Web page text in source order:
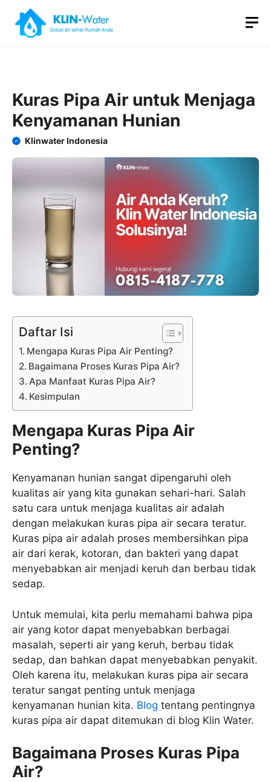
content
Kuras Pipa Air untuk Menjaga
Kenyamanan Hunian
Klinwater Indonesia
Daftar Isi
Mengapa Kuras Pipa Air Penting?
Bagaimana Proses Kuras Pipa Air?
Apa Manfaat Kuras Pipa Air?
Kesimpulan
Mengapa Kuras Pipa Air
Penting?
Kenyamanan hunian sangat dipengaruhi oleh
kualitas air yang kita gunakan sehari-hari. Salah
satu cara untuk menjaga kualitas air adalah
dengan melakukan kuras pipa air secara teratur.
Kuras pipa air adalah proses membersihkan pipa
air dari kerak, kotoran, dan bakteri yang dapat
menyebabkan air menjadi keruh dan berbau tidak
sedap.
Untuk memulai, kita perlu memahami bahwa pipa
air yang kotor dapat menyebabkan berbagai
masalah, seperti air yang keruh, berbau tidak
sedap, dan bahkan dapat menyebabkan penyakit.
Oleh karena itu, melakukan kuras pipa air secara
teratur sangat penting untuk menjaga
kenyamanan hunian kita. Blog tentang pentingnya
kuras pipa air dapat ditemukan di blog Klin Water.
Bagaimana Proses Kuras Pipa
Air?